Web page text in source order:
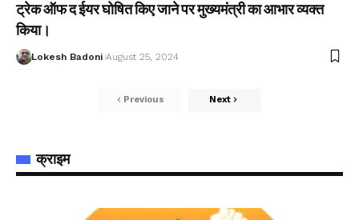
ट्रेक ऑफ द ईयर घोषित किए जाने पर मुख्यमंत्री का आभार व्यक्त
किया।
Lokesh Badoni August 25, 2024
Previous Next
क्राइम